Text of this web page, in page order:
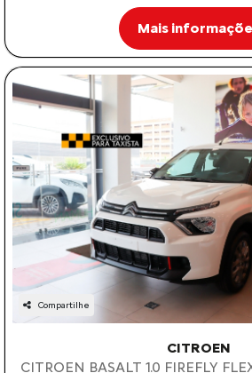
Mais
Compartilhe
CITROEN
CITROEN BASALT 1.0 FIREFLY